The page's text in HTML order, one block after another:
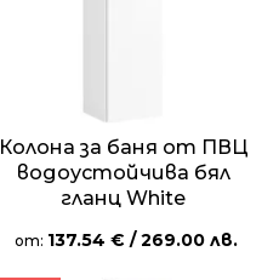
Колона за баня от ПВЦ
водоустойчива бял
гланц White
от: 137.54 € / 269.00 лв.